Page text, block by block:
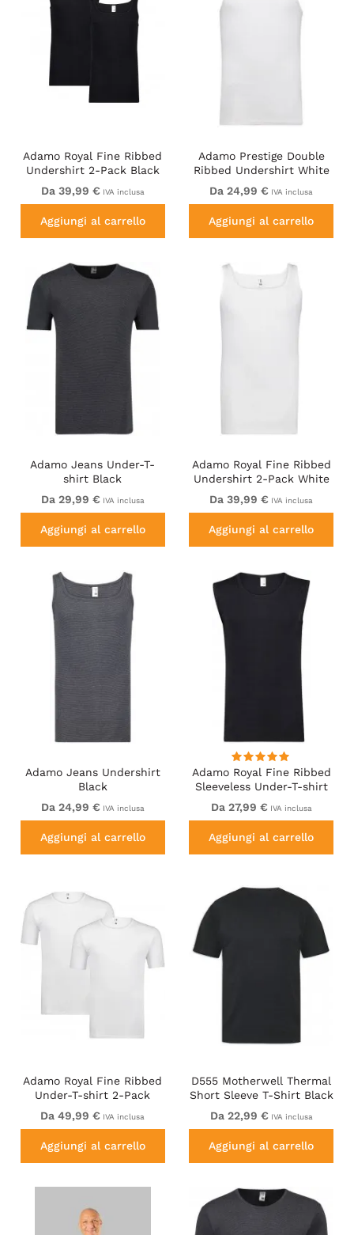
Adamo Royal Fine Ribbed
Undershirt 2-Pack Black
Da 39,99 € IVA inclusa
Aggiungi al carrello
Adamo Prestige Double
Ribbed Undershirt White
Da 24,99 € IVA inclusa
Aggiungi al carrello
Adamo Jeans Under-T-
shirt Black
Da 29,99 € IVA inclusa
Aggiungi al carrello
Adamo Royal Fine Ribbed
Undershirt 2-Pack White
Da 39,99 € IVA inclusa
Aggiungi al carrello
Adamo Jeans Undershirt
Black
Da 24,99 € IVA inclusa
Aggiungi al carrello
Adamo Royal Fine Ribbed
Sleeveless Under-T-shirt
Black
Da 27,99 € IVA inclusa
Aggiungi al carrello
Adamo Royal Fine Ribbed
Under-T-shirt 2-Pack
White
Da 49,99 € IVA inclusa
Aggiungi al carrello
D555 Motherwell Thermal
Short Sleeve T-Shirt Black
Da 22,99 € IVA inclusa
Aggiungi al carrello